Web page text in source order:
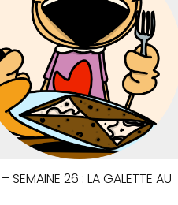
SEMAINE 26 : LA GALETTE AU